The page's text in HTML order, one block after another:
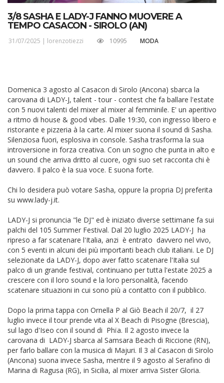
3/8 SASHA E LADY-J FANNO MUOVERE A
TEMPO CASACON - SIROLO (AN)
31/07/2025 | lorenzotiezzi 10995 MODA
Domenica 3 agosto al Casacon di Sirolo (Ancona) sbarca la
carovana di LADY-J, talent - tour - contest che fa ballare l'estate
con 5 nuovi talenti del mixer al mixer al femminile. E' un aperitivo
a ritmo di house & good vibes. Dalle 19:30, con ingresso libero e
ristorante e pizzeria à la carte. Al mixer suona il sound di Sasha.
Silenziosa fuori, esplosiva in console. Sasha trasforma la sua
introversione in forza creativa. Con un sogno che punta in alto e
un sound che arriva dritto al cuore, ogni suo set racconta chi è
davvero. Il palco è la sua voce. E suona forte.
Chi lo desidera può votare Sasha, oppure la propria DJ preferita
su www.lady-j.it.
LADY-J si pronuncia "le DJ" ed è iniziato diverse settimane fa sui
palchi del 105 Summer Festival. Dal 20 luglio 2025 LADY-J ha
ripreso a far scatenare l'Italia, anzi è entrato davvero nel vivo,
con 5 eventi in alcuni dei più importanti beach club italiani. Le DJ
selezionate da LADY-J, dopo aver fatto scatenare l'Italia sul
palco di un grande festival, continuano per tutta l'estate 2025 a
crescere con il loro sound e la loro personalità, facendo
scatenare situazioni in cui sono più a contatto con il pubblico.
Dopo la prima tappa con Ornella P al Giò Beach il 20/7, il 27
luglio invece il tour prende vita al X Beach di Pisogne (Brescia),
sul lago d'Iseo con il sound di Phïa. Il 2 agosto invece la
carovana di LADY-J sbarca al Samsara Beach di Riccione (RN),
per farlo ballare con la musica di Majuri. Il 3 al Casacon di Sirolo
(Ancona) suona invece Sasha, mentre il 9 agosto al Serafino di
Marina di Ragusa (RG), in Sicilia, al mixer arriva Sister Gloria.